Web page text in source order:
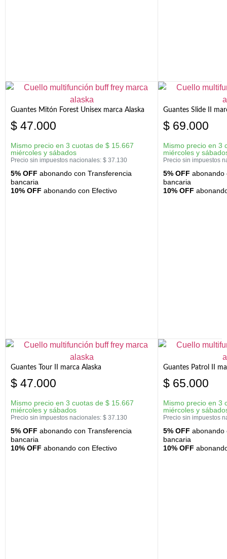
Guantes Mitón Forest Unisex marca Alaska
$ 47.000
Mismo precio en 3 cuotas de $ 15.667
miércoles y sábados
Precio sin impuestos nacionales: $ 37.130
5% OFF abonando con Transferencia
bancaria
10% OFF abonando con Efectivo
Guantes Slide II
$ 69.000
Mismo precio en 3
miércoles y
Precio sin impuestos
5% OFF abonando
bancaria
10% OFF
Guantes Tour II marca Alaska
$ 47.000
Mismo precio en 3 cuotas de $ 15.667
miércoles y sábados
Precio sin impuestos nacionales: $ 37.130
5% OFF abonando con Transferencia
bancaria
10% OFF abonando con Efectivo
Guantes Patrol II
$ 65.000
Mismo precio en 3
miércoles y
Precio sin impuestos
5% OFF abonando
bancaria
10% OFF